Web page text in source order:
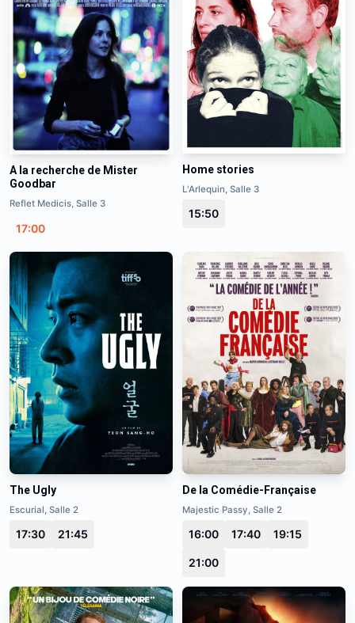
A la recherche de Mister
Goodbar
Reflet Medicis, Salle 3
17:00
Home stories
L'Arlequin, Salle 3
15:50
The Ugly
Escurial, Salle 2
17:30 21:45
De la Comédie-Française
Majestic Passy, Salle 2
16:00 17:40 19:15
21:00